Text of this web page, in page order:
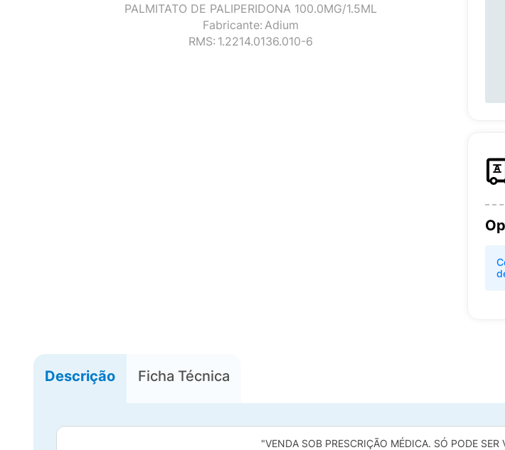
PALMITATO DE PALIPERIDONA 100.0MG/1.5ML
Fabricante: Adium
RMS: 1.2214.0136.010-6
Descrição Ficha Técnica
"VENDA SOB PRESCRIÇÃO MÉDICA. SÓ PODE